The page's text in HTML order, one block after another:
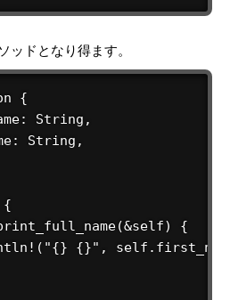
ッドとなり得ます。
{
String,
String,
{
{
{}",